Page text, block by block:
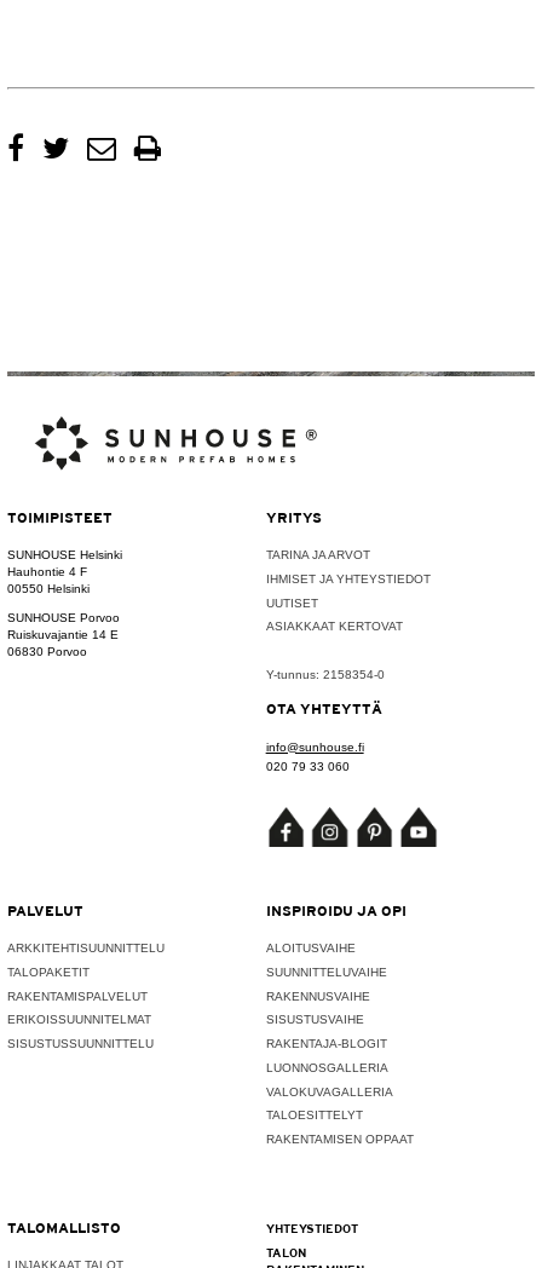
TOIMIPISTEET
SUNHOUSE Helsinki
Hauhontie 4 F
00550 Helsinki
SUNHOUSE Porvoo
Ruiskuvajantie 14 E
06830 Porvoo
YRITYS
TARINA JA ARVOT
IHMISET JA YHTEYSTIEDOT
UUTISET
ASIAKKAAT KERTOVAT
Y-tunnus: 2158354-0
OTA YHTEYTTÄ
info@sunhouse.fi
020 79 33 060
PALVELUT
ARKKITEHTISUUNNITTELU
TALOPAKETIT
RAKENTAMISPALVELUT
ERIKOISSUUNNITELMAT
SISUSTUSSUUNNITTELU
INSPIROIDU JA OPI
ALOITUSVAIHE
SUUNNITTELUVAIHE
RAKENNUSVAIHE
SISUSTUSVAIHE
RAKENTAJA-BLOGIT
LUONNOSGALLERIA
VALOKUVAGALLERIA
TALOESITTELYT
RAKENTAMISEN OPPAAT
TALOMALLISTO
LINJAKKAAT TALOT
YHTEYSTIEDOT
TALON